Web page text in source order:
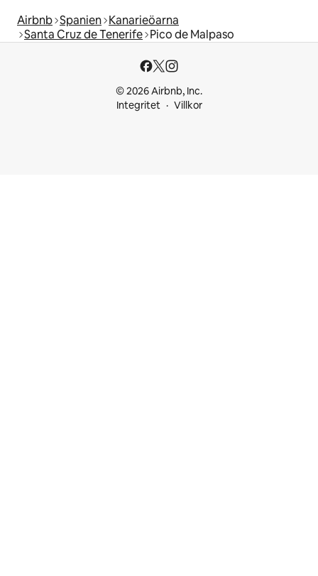
Airbnb Spanien Kanarieöarna
Santa Cruz de Tenerife Pico de Malpaso
© 2026 Airbnb, Inc.
Integritet
Villkor